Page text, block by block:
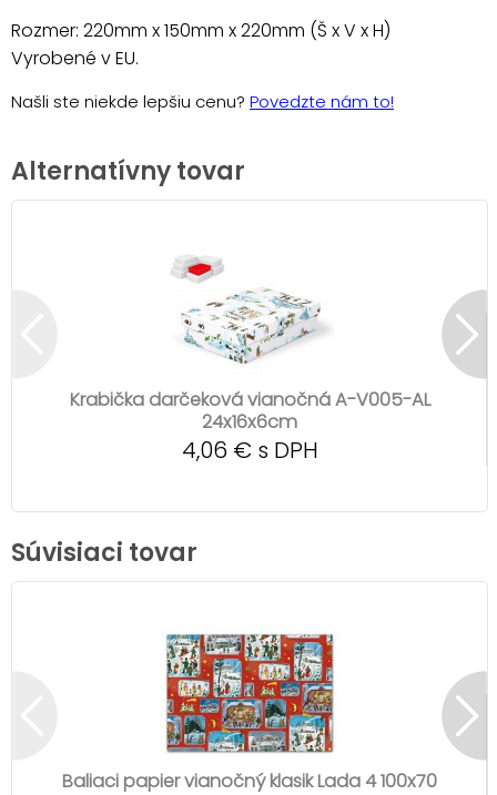
Rozmer: 220mm x 150mm x 220mm (Š x V x H)
Vyrobené v EU.
Našli ste niekde lepšiu cenu? Povedzte nám to!
Alternatívny tovar
Krabička darčeková vianočná A-V005-AL
24x16x6cm
4,06 € s DPH
Súvisiaci tovar
Baliaci papier vianočný klasik Lada 4 100x70